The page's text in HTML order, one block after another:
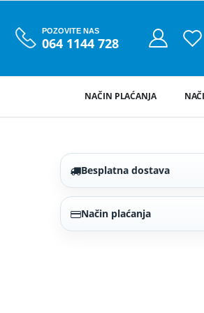
POZOVITE NAS
064 1144 728
NAČIN PLAĆANJA
Besplatna dostava
Način plaćanja